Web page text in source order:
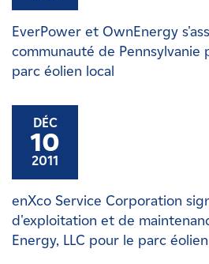
EverPower et OwnEnergy
communauté de Pennsylvanie
parc éolien local
DÉC
10
2011
enXco Service Corporation
d'exploitation et de
Energy, LLC pour le parc